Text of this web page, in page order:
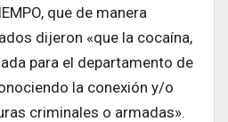
que de manera
dijeron «que la cocaína,
para el departamento de
la conexión y/o
criminales o armadas».